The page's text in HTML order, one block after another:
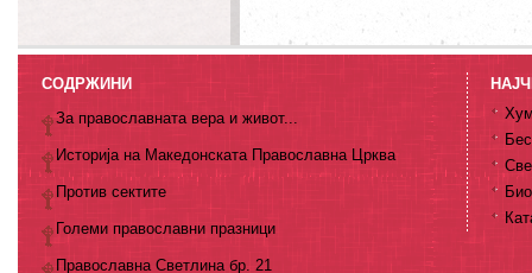
СОДРЖИНИ
За православната вера и живот...
Историја на Македонската Православна Црква
Против сектите
Големи православни празници
Православна Светлина бр. 21